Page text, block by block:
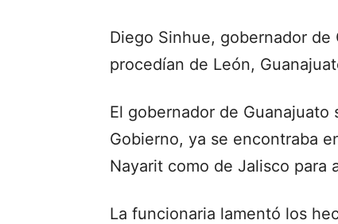
Diego Sinhue, gobernador
procedían de León,
El gobernador de
Gobierno, ya se encontraba
Nayarit como de Jalisco para
La funcionaria lamentó los